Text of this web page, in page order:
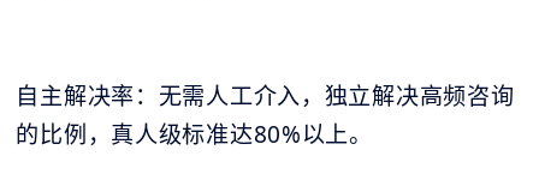
自主解决率：无需人工介入，独立解决高频咨询
的比例，真人级标准达80%以上。